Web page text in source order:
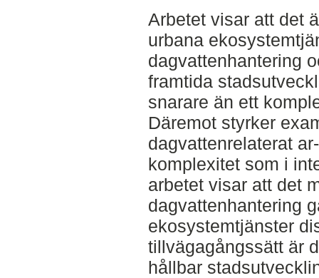
Arbetet visar att det
urbana
dagvattenhantering
framtida
snarare än ett
Däremot styrker
dagvattenrelaterat
komplexitet som i
arbetet visar att det
dagvattenhantering
ekosystemtjänster
tillvägagångssätt är
hållbar